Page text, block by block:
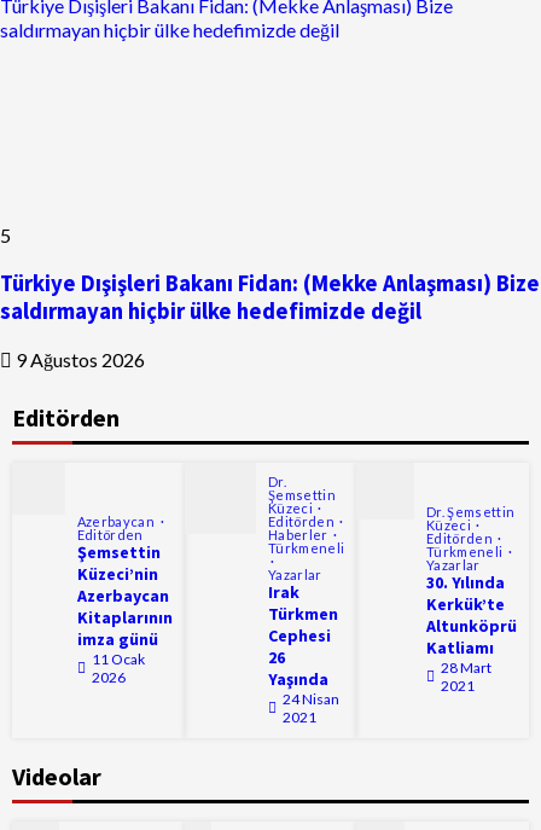
Türkiye Dışişleri Bakanı Fidan: (Mekke Anlaşması) Bize
saldırmayan hiçbir ülke hedefimizde değil
5
Türkiye Dışişleri Bakanı Fidan: (Mekke Anlaşması) Bize
saldırmayan hiçbir ülke hedefimizde değil
9 Ağustos 2026
Editörden
Azerbaycan
Editörden
Şemsettin
Küzeci’nin
Azerbaycan
Kitaplarının
imza günü
11 Ocak
2026
Dr.
Şemsettin
Küzeci
Editörden
Haberler
Türkmeneli
Yazarlar
Irak
Türkmen
Cephesi
26
Yaşında
24 Nisan
2021
Dr. Şemsettin
Küzeci
Editörden
Türkmeneli
Yazarlar
30. Yılında
Kerkük’te
Altunköprü
Katliamı
28 Mart
2021
Videolar